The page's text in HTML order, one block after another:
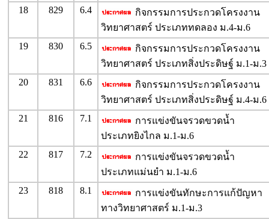
18
829 6.4
กิจกรรมการประกวดโครงงาน
วิทยาศาสตร์ ประเภททดลอง ม.4-ม.6
19
830 6.5
กิจกรรมการประกวดโครงงาน
วิทยาศาสตร์ ประเภทสิ่งประดิษฐ์ ม.1-ม.3
20
831 6.6
กิจกรรมการประกวดโครงงาน
วิทยาศาสตร์ ประเภทสิ่งประดิษฐ์ ม.4-ม.6
21
816 7.1
การแข่งขันจรวดขวดน้ำ
ประเภทยิงไกล ม.1-ม.6
22
817 7.2
การแข่งขันจรวดขวดน้ำ
ประเภทแม่นยำ ม.1-ม.6
23
818 8.1
การแข่งขันทักษะการแก้ปัญหา
ทางวิทยาศาสตร์ ม.1-ม.3